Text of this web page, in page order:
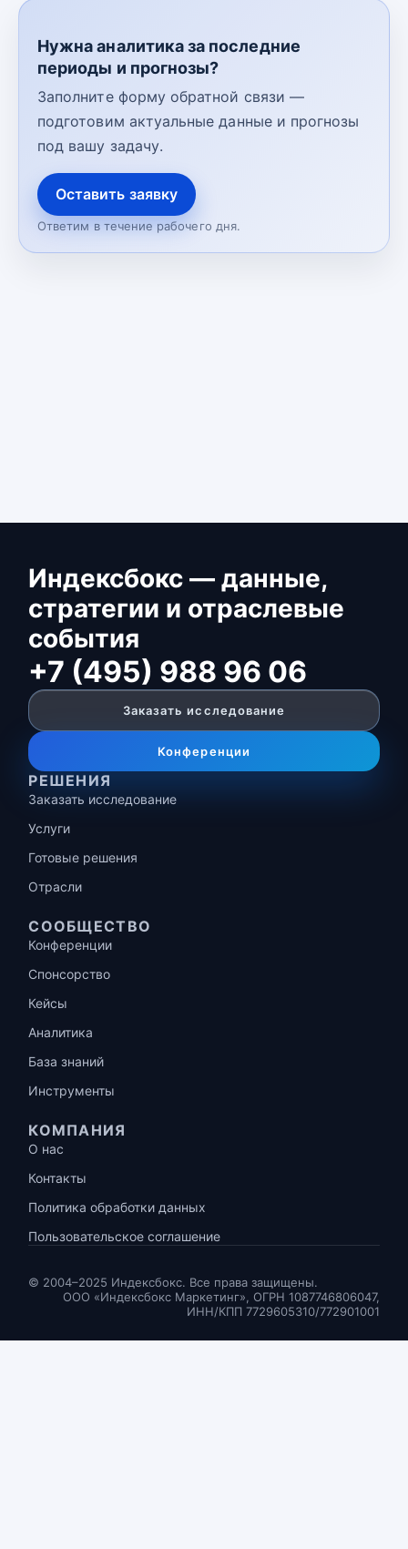
Нужна аналитика за последние
периоды и прогнозы?
Заполните форму обратной связи —
подготовим актуальные данные и прогнозы
под вашу задачу.
Оставить заявку
Ответим в течение рабочего дня.
Индексбокс — данные,
стратегии и отраслевые
события
+7 (495) 988 96 06
Заказать исследование
Конференции
РЕШЕНИЯ
Заказать исследование
Услуги
Готовые решения
Отрасли
СООБЩЕСТВО
Конференции
Спонсорство
Кейсы
Аналитика
База знаний
Инструменты
КОМПАНИЯ
О нас
Контакты
Политика обработки данных
Пользовательское соглашение
© 2004–2025 Индексбокс. Все права защищены.
ООО «Индексбокс Маркетинг», ОГРН 1087746806047,
ИНН/КПП 7729605310/772901001